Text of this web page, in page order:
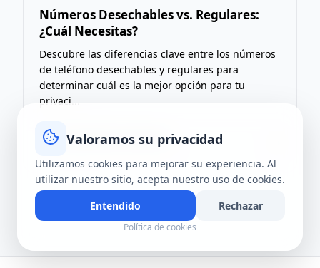
Números Desechables vs. Regulares:
¿Cuál Necesitas?
Descubre las diferencias clave entre los números
de teléfono desechables y regulares para
determinar cuál es la mejor opción para tu
privaci...
T 4 Ago 2026·8 min de lectura
Valoramos su privacidad
Utilizamos cookies para mejorar su experiencia. Al
utilizar nuestro sitio, acepta nuestro uso de cookies.
Entendido
Rechazar
Política de cookies